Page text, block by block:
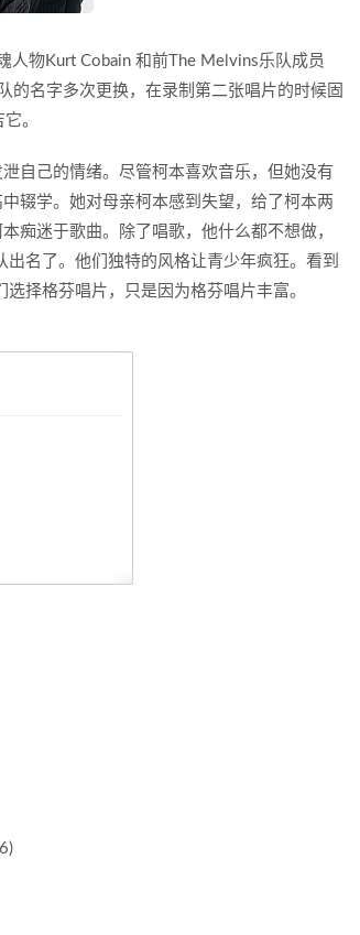
人物Kurt Cobain 和前The Melvins乐队成员
的名字多次更换，在录制第二张唱片的时候固
。
自己的情绪。尽管柯本喜欢音乐，但她没有
辍学。她对母亲柯本感到失望，给了柯本两
痴迷于歌曲。除了唱歌，他什么都不想做，
名了。他们独特的风格让青少年疯狂。看到
择格芬唱片，只是因为格芬唱片丰富。